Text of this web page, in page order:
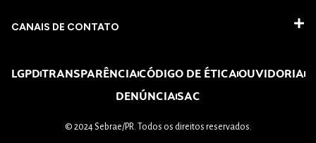
CANAIS DE CONTATO
LGPDTRANSPARÊNCIACÓDIGO DE ÉTICAOUVIDORIA
DENÚNCIASAC
© 2024 Sebrae/PR. Todos os direitos reservados.